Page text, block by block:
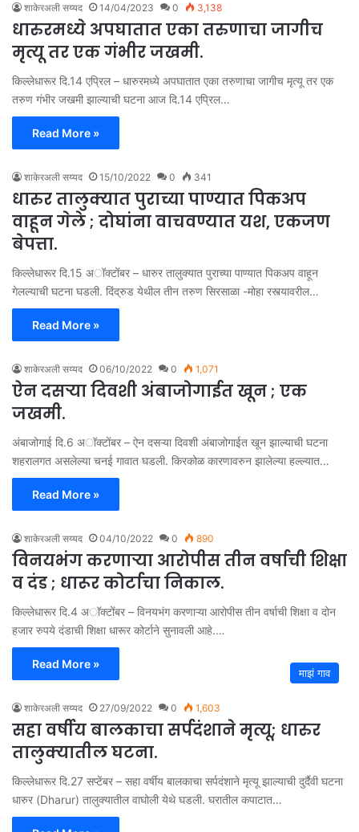
शाकेरअली सय्यद 14/04/2023 0 3,138
धारुरमध्ये अपघातात एका तरुणाचा जागीच
मृत्यू तर एक गंभीर जखमी.
किल्लेधारूर दि.14 एप्रिल – धारुरमध्ये अपघातात एका तरुणाचा जागीच मृत्यू तर एक
तरुण गंभीर जखमी झाल्याची घटना आज दि.14 एप्रिल…
Read More »
शाकेरअली सय्यद 15/10/2022 0 341
धारुर तालुक्यात पुराच्या पाण्यात पिकअप
वाहून गेले ; दोघांना वाचवण्यात यश, एकजण
बेपत्ता.
किल्लेधारूर दि.15 अॉक्टोंबर – धारुर तालुक्यात पुराच्या पाण्यात पिकअप वाहून
गेलल्याची घटना घडली. दिंद्रुड येथील तीन तरुण सिरसाळा -मोहा रस्त्यावरील…
Read More »
शाकेरअली सय्यद 06/10/2022 0 1,071
ऐन दसऱ्या दिवशी अंबाजोगाईत खून ; एक
जखमी.
अंबाजोगाई दि.6 अॉक्टोंबर – ऐन दसऱ्या दिवशी अंबाजोगाईत खून झाल्याची घटना
शहरालगत असलेल्या चनई गावात घडली. किरकोळ कारणावरुन झालेल्या हल्ल्यात…
Read More »
शाकेरअली सय्यद 04/10/2022 0 890
विनयभंग करणाऱ्या आरोपीस तीन वर्षाची शिक्षा
व दंड ; धारूर कोर्टाचा निकाल.
किल्लेधारूर दि.4 अॉक्टोंबर – विनयभंग करणाऱ्या आरोपीस तीन वर्षाची शिक्षा व दोन
हजार रुपये दंडाची शिक्षा धारूर कोर्टाने सुनावली आहे.…
Read More »
माझं गाव
शाकेरअली सय्यद 27/09/2022 0 1,603
सहा वर्षीय बालकाचा सर्पदंशाने मृत्यू; धारुर
तालुक्यातील घटना.
किल्लेधारूर दि.27 सप्टेंबर – सहा वर्षीय बालकाचा सर्पदंशाने मृत्यू झाल्याची दुर्दैवी घटना
धारुर (Dharur) तालुक्यातील वाघोली येथे घडली. घरातील कपाटात…